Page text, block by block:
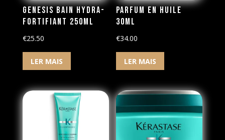
Genesis Bain Hydra-
Fortifiant 250ml
€25.50
LER MAIS
Parfum en Huile
30ml
€34.00
LER MAIS